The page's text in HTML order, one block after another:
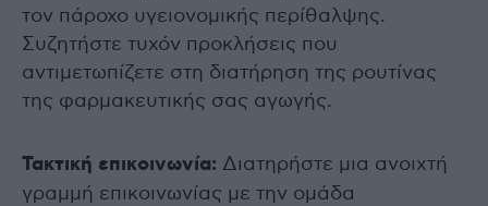
τον πάροχο υγειονομικής περίθαλψης.
Συζητήστε τυχόν προκλήσεις που
αντιμετωπίζετε στη διατήρηση της ρουτίνας
της φαρμακευτικής σας αγωγής.
Τακτική επικοινωνία: Διατηρήστε μια ανοιχτή
γραμμή επικοινωνίας με την ομάδα